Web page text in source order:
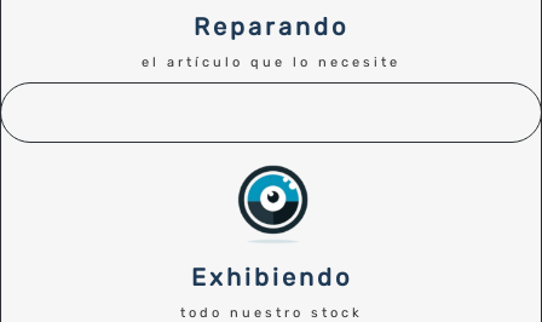
Reparando
el artículo que lo necesite
Exhibiendo
todo nuestro stock